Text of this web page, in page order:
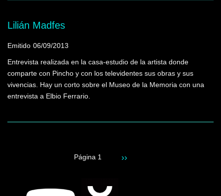
Lilián Madfes
Emitido 06/09/2013
Entrevista realizada en la casa-estudio de la artista donde
comparte con Pincho y con los televidentes sus obras y sus
vivencias. Hay un corto sobre el Museo de la Memoria con una
entrevista a Elbio Ferrario.
Página 1
Siguiente
››